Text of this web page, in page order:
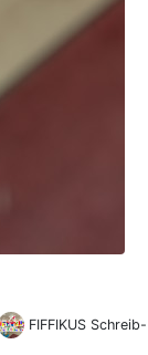
FIFFIKUS